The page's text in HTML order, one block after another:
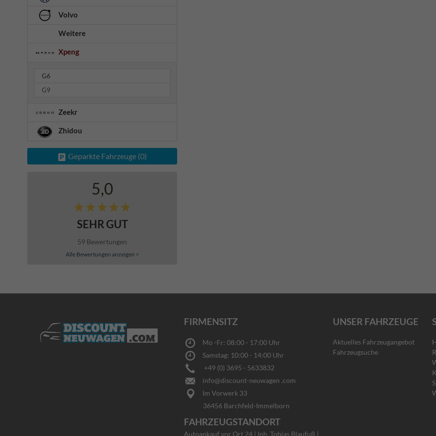
Volvo
Weitere
Xpeng
G6
G9
Zeekr
Zhidou
Geparkte Fahrzeuge (0)
5,0
SEHR GUT
59 Bewertungen
Alle Bewertungen anzeigen >
FIRMENSITZ
Mo -Fr: 08:00 - 17:00 Uhr
Samstag: 10:00 - 14:00 Uhr
+49 (0) 3695 - 5633832
info@discount-neuwagen .com
Im Vorwerk 33
36456 Barchfeld-Immelborn
FAHRZEUGSTANDORT
Autoankauf vor Ort 24 | Inh. Tobias Blaufuß |
UNSER FAHRZEUGE
Aktuelles Fahrzeugangebot
Fahrzeugsuche